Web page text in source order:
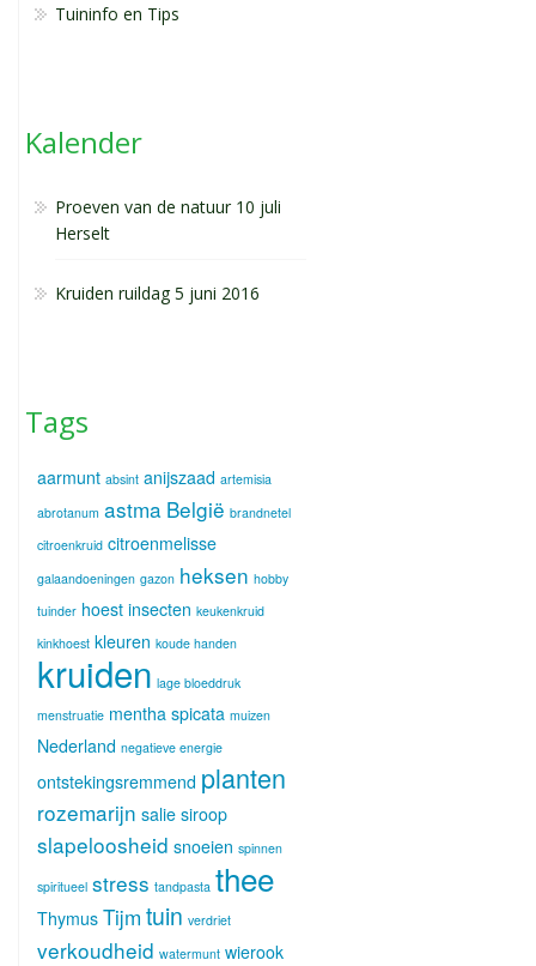
Tuininfo en Tips
Kalender
Proeven van de natuur 10 juli
Herselt
Kruiden ruildag 5 juni 2016
Tags
aarmunt absint anijszaad artemisia
abrotanum astma België brandnetel
citroenkruid citroenmelisse
galaandoeningen gazon heksen hobby
tuinder hoest insecten keukenkruid
kinkhoest kleuren koude handen
kruiden lage bloeddruk
menstruatie mentha spicata muizen
Nederland negatieve energie
ontstekingsremmend planten
rozemarijn salie siroop
slapeloosheid snoeien spinnen
spiritueel stress tandpasta thee
Thymus Tijm tuin verdriet
verkoudheid watermunt wierook